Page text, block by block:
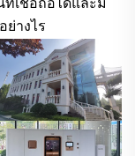
ที่เชื่อถือได้และมี
างไร